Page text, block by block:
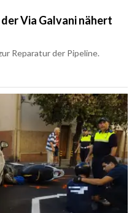
Via Galvani nähert
Reparatur der Pipeline.